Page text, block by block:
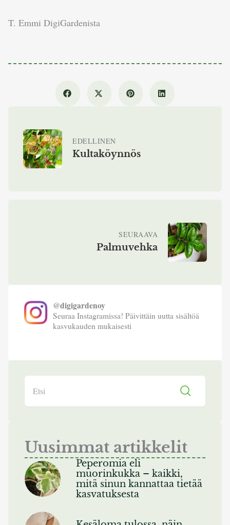
T. Emmi DigiGardenista
EDELLINEN
Kultaköynnös
SEURAAVA
Palmuvehka
@digigardenoy
Seuraa Instagramissa! Päivittäin uutta sisältöä
kasvukauden mukaisesti
Search
Uusimmat artikkelit
Peperomia eli
muorinkukka – kaikki,
mitä sinun kannattaa tietää
kasvatuksesta